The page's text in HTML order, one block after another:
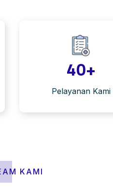
40+
Pelayanan Kami
KAMI